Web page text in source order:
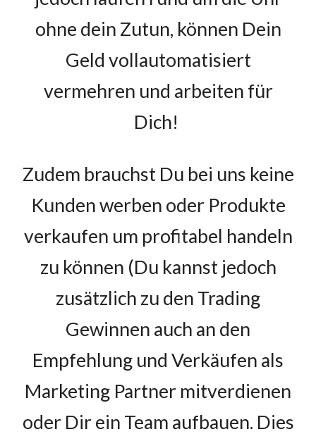
ohne dein Zutun, können Dein
Geld vollautomatisiert
vermehren und arbeiten für
Dich!
Zudem brauchst Du bei uns keine
Kunden werben oder Produkte
verkaufen um profitabel handeln
zu können (Du kannst jedoch
zusätzlich zu den Trading
Gewinnen auch an den
Empfehlung und Verkäufen als
Marketing Partner mitverdienen
oder Dir ein Team aufbauen. Dies